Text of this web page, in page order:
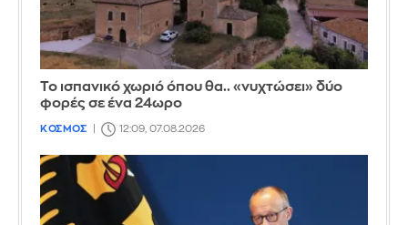
Το ισπανικό χωριό όπου θα.. «νυχτώσει» δύο
φορές σε ένα 24ωρο
ΚΟΣΜΟΣ 12:09, 07.08.2026